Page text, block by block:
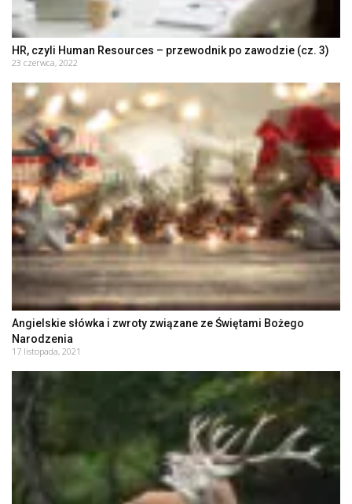
HR, czyli Human Resources – przewodnik po zawodzie (cz. 3)
23 czerwca, 2022
Angielskie słówka i zwroty związane ze Świętami Bożego
Narodzenia
17 listopada, 2021